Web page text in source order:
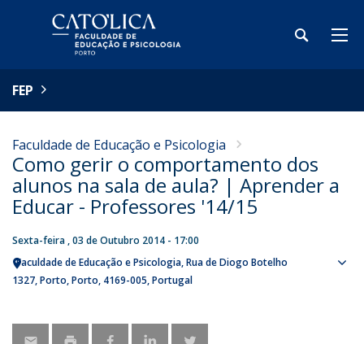
FEP
Faculdade de Educação e Psicologia
Como gerir o comportamento dos
alunos na sala de aula? | Aprender a
Educar - Professores '14/15
Sexta-feira , 03 de Outubro 2014 - 17:00
Faculdade de Educação e Psicologia Rua de Diogo Botelho
1327 Porto Porto 4169-005 Portugal